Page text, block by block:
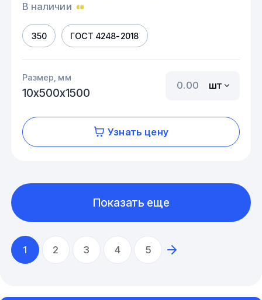
В наличии
350 ГОСТ 4248-2018
Размер, мм
10х500х1500
шт
Узнать цену
1 2 3 4 5
Показать еще